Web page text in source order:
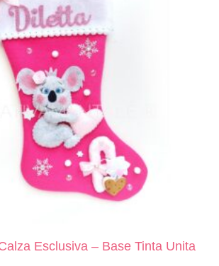
Esclusiva – Base Tinta Unita